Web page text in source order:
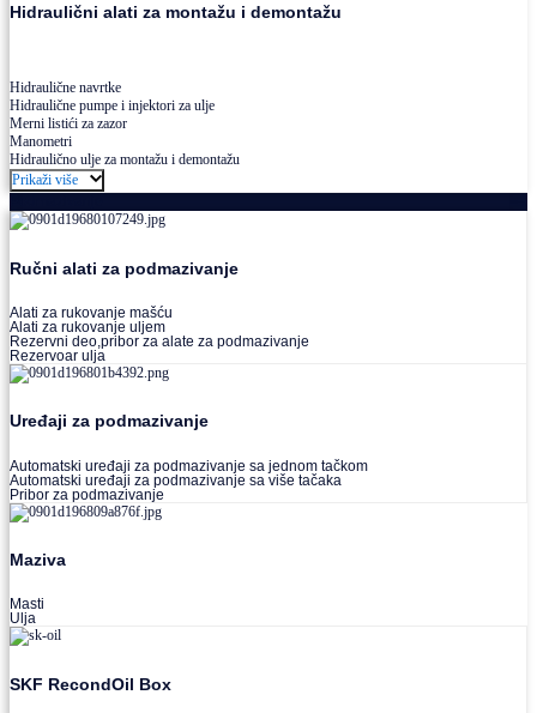
Hidraulični alati za montažu i demontažu
Hidraulične navrtke
Hidraulične pumpe i injektori za ulje
Merni listići za zazor
Manometri
Hidraulično ulje za montažu i demontažu
Prikaži više
Ručni alati za podmazivanje
Alati za rukovanje mašću
Alati za rukovanje uljem
Rezervni deo,pribor za alate za podmazivanje
Rezervoar ulja
Uređaji za podmazivanje
Automatski uređaji za podmazivanje sa jednom tačkom
Automatski uređaji za podmazivanje sa više tačaka
Pribor za podmazivanje
Maziva
Masti
Ulja
SKF RecondOil Box